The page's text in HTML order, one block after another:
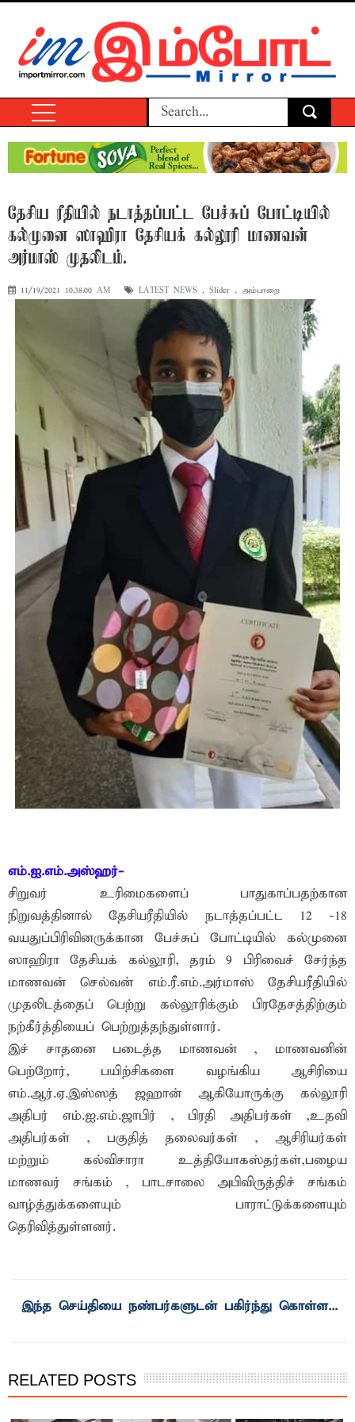
தேசிய ரீதியில் நடாத்தப்பட்ட பேச்சுப் போட்டியில்
கல்முனை ஸாஹிரா தேசியக் கல்லூரி மாணவன்
அர்மாஸ் முதலிடம்.
11/19/2021 10:38:00 AM LATEST NEWS , Slider , அம்பாறை
எம்.ஐ.எம்.அஸ்ஹர்-
சிறுவர் உரிமைகளைப் பாதுகாப்பதற்கான
நிறுவத்தினால் தேசியரீதியில் நடாத்தப்பட்ட 12 -18
வயதுப்பிரிவினருக்கான பேச்சுப் போட்டியில் கல்முனை
ஸாஹிரா தேசியக் கல்லூரி, தரம் 9 பிரிவைச் சேர்ந்த
மாணவன் செல்வன் எம்.ரீ.எம்.அர்மாஸ் தேசியரீதியில்
முதலிடத்தைப் பெற்று கல்லூரிக்கும் பிரதேசத்திற்கும்
நற்கீர்த்தியைப் பெற்றுத்தந்துள்ளார்.
இச் சாதனை படைத்த மாணவன் , மாணவனின்
பெற்றோர், பயிற்சிகளை வழங்கிய ஆசிரியை
எம்.ஆர்.ஏ.இஸ்ஸத் ஜஹான் ஆகியோருக்கு கல்லூரி
அதிபர் எம்.ஐ.எம்.ஜாபிர் , பிரதி அதிபர்கள் ,உதவி
அதிபர்கள் , பகுதித் தலைவர்கள் , ஆசிரியர்கள்
மற்றும் கல்விசாரா உத்தியோகஸ்தர்கள்,பழைய
மாணவர் சங்கம் , பாடசாலை அபிவிருத்திச் சங்கம்
வாழ்த்துக்களையும் பாராட்டுக்களையும்
தெரிவித்துள்ளனர்.
இந்த செய்தியை நண்பர்களுடன் பகிர்ந்து கொள்ள...
RELATED POSTS